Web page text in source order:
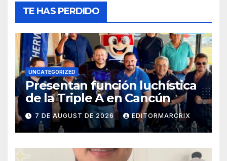
TE HAS PERDIDO
UNCATEGORIZED
Presentan función luchística
de la Triple A en Cancún
7 DE AUGUST DE 2026 EDITORMARCRIX